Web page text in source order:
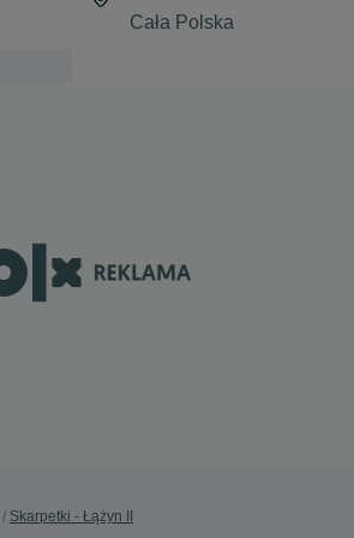
Skarpetki - Łążyn II